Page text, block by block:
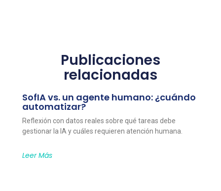
Publicaciones
relacionadas
SofIA vs. un agente humano: ¿cuándo
automatizar?
Reflexión con datos reales sobre qué tareas debe
gestionar la IA y cuáles requieren atención humana.
Leer Más